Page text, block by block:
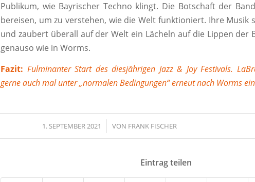
Publikum, wie Bayrischer Techno klingt. Die Botschaft der
bereisen, um zu verstehen, wie die Welt funktioniert. Ihre Musik
und zaubert überall auf der Welt ein Lächeln auf die Lippen der
genauso wie in Worms.
Fazit: Fulminanter Start des diesjährigen Jazz & Joy Festivals.
gerne auch mal unter „normalen Bedingungen“ erneut nach Worms
1. SEPTEMBER 2021
/ VON FRANK FISCHER
Eintrag teilen